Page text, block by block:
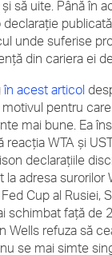
să uite. Până în
unde suferise
din cariera ei
în acest articol
pentru
mai bune. Ea
WTA și
declarațiile
la adresa surorilor
Cup al Rusiei,
schimbat față de
Wells refuza să
se mai simte